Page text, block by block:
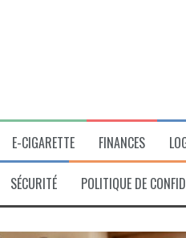
des diagnostics obligatoires
E-CIGARETTE FINANCES
SÉCURITÉ POLITIQUE DE